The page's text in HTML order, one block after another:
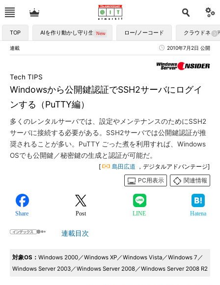
TOP AIを作り動かし守り生かす ロー/ノーコード クラウドネイ
連載 2010年7月2日 公開
Windowsから公開鍵認証でSSH2サーバにログイ
ンする（PuTTY編）
Tech TIPS
多くのレンタルサーバでは、設定やメンテナンスのためにSSH2
サーバに接続する必要がある。SSH2サーバでは公開鍵認証が推
奨されることが多い。PuTTY ごった煮を利用すれば、Windows
OSでも公開鍵／秘密鍵の生成と認証が可能だ。
[ 島田広道 ，デジタルアドバンテージ]
PC用表示
関連情報
Share Post LINE Hatena
連載目次
対象OS： Windows 2000／Windows XP／Windows Vista／Windows 7／
Windows Server 2003／Windows Server 2008／Windows Server 2008 R2